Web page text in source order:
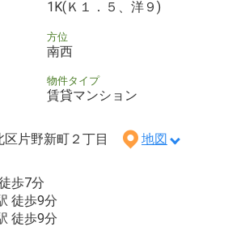
1K(Ｋ１．５、洋９)
方位
南西
物件タイプ
賃貸マンション
区片野新町２丁目 地図
歩7分
徒歩9分
徒歩9分